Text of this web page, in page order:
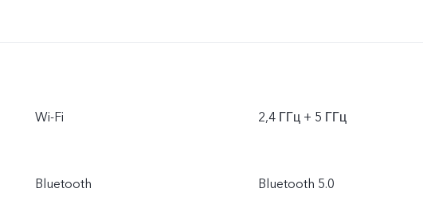
Wi-Fi 2,4 ГГц + 5 ГГц
Bluetooth Bluetooth 5.0